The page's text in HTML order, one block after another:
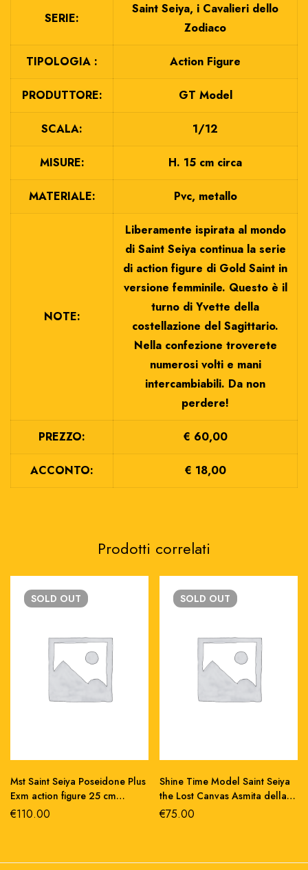
SERIE:
Saint Seiya, i Cavalieri dello
Zodiaco
TIPOLOGIA : Action Figure
PRODUTTORE: GT Model
SCALA: 1/12
MISURE: H. 15 cm circa
MATERIALE: Pvc, metallo
NOTE:
Liberamente ispirata al mondo
di Saint Seiya continua la serie
di action figure di Gold Saint in
versione femminile. Questo è il
turno di Yvette della
costellazione del Sagittario.
Nella confezione troverete
numerosi volti e mani
intercambiabili. Da non
perdere!
PREZZO: € 60,00
ACCONTO: € 18,00
Prodotti correlati
SOLD OUT
Mst Saint Seiya Poseidone Plus
Exm action figure 25 cm
pvc/metallo
€110.00
SOLD OUT
Shine Time Model Saint Seiya
the Lost Canvas Asmita della
Vergine action figure
€75.00